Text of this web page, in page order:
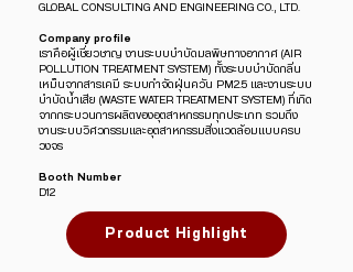
GLOBAL CONSULTING AND ENGINEERING CO., LTD.
Company profile
เราคือผู้เชี่ยวชาญ งานระบบบำบัดมลพิษทางอากาศ (AIR
POLLUTION TREATMENT SYSTEM) ทั้งระบบบำบัดกลิ่น
เหม็นจากสารเคมี ระบบกำจัดฝุ่นควัน PM2.5 และงานระบบ
บำบัดน้ำเสีย (WASTE WATER TREATMENT SYSTEM) ที่เกิด
จากกระบวนการผลิตของอุตสาหกรรมทุกประเภท รวมถึง
งานระบบวิศวกรรมและอุตสาหกรรมสิ่งแวดล้อมแบบครบ
วงจร
Booth Number
D12
Product Highlight